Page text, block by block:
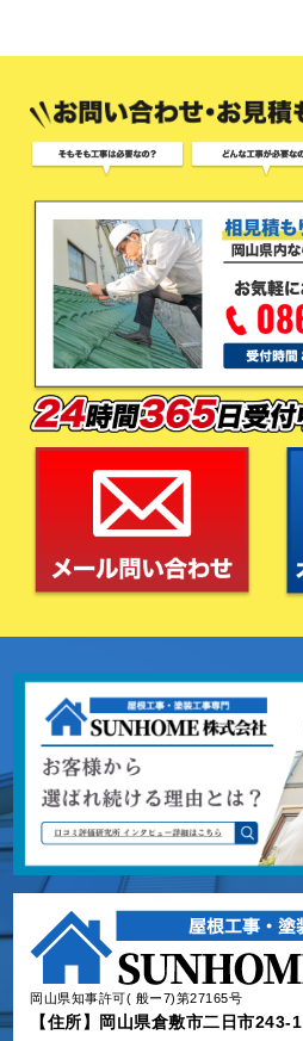
岡山県知事許可( 般ー7)第27165号
【住所】岡山県倉敷市二日市243-1